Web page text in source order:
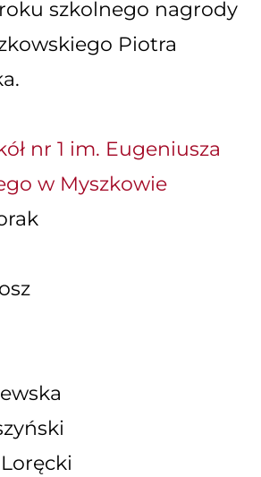
szkolnego nagrody
Piotra
nr 1 im. Eugeniusza
w Myszkowie